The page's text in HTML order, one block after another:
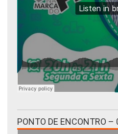
PONTO DE ENCONTRO